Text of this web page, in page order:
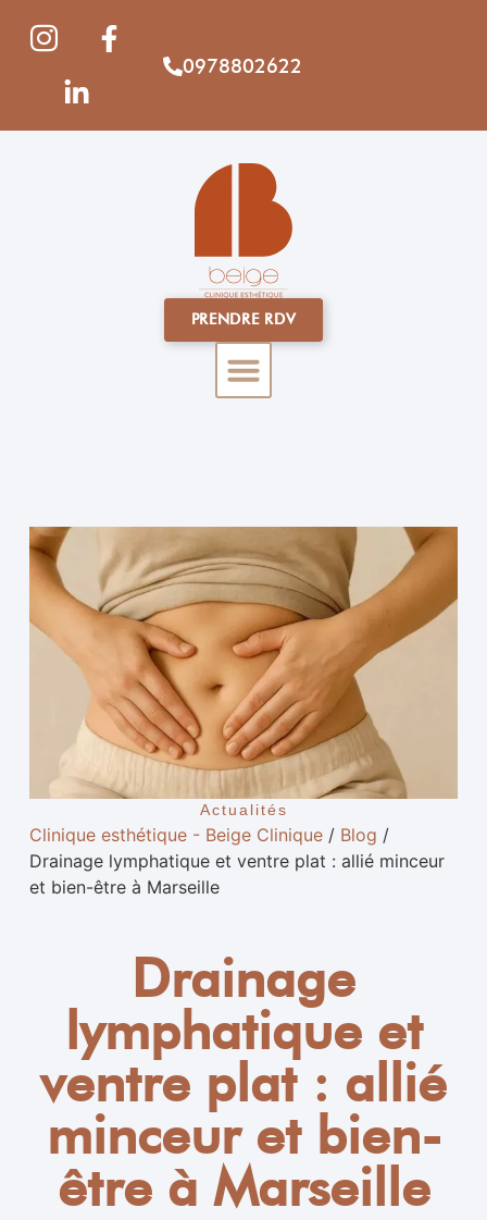
0978802622
PRENDRE RDV
Actualités
Clinique esthétique - Beige Clinique/ Blog /
Drainage lymphatique et ventre plat : allié minceur
et bien-être à Marseille
Drainage
lymphatique et
ventre plat : allié
minceur et bien-
être à Marseille